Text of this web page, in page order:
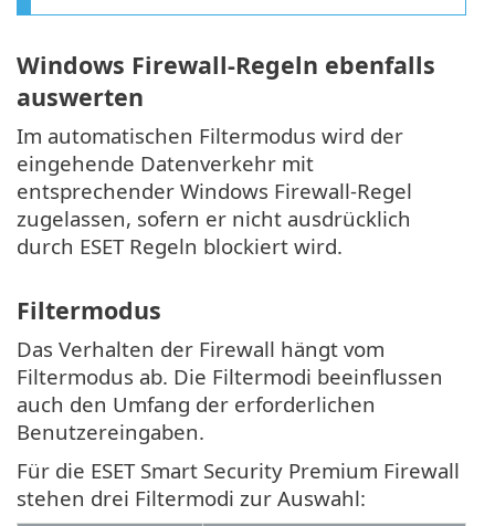
Windows Firewall-Regeln ebenfalls
auswerten
Im automatischen Filtermodus wird der
eingehende Datenverkehr mit
entsprechender Windows Firewall-Regel
zugelassen, sofern er nicht ausdrücklich
durch ESET Regeln blockiert wird.
Filtermodus
Das Verhalten der Firewall hängt vom
Filtermodus ab. Die Filtermodi beeinflussen
auch den Umfang der erforderlichen
Benutzereingaben.
Für die ESET Smart Security Premium Firewall
stehen drei Filtermodi zur Auswahl: